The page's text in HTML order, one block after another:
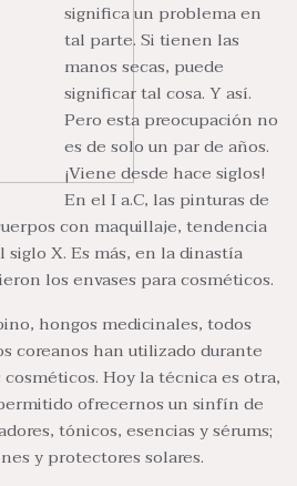
significa un problema en
tal parte. Si tienen las
manos secas, puede
significar tal cosa. Y así.
Pero esta preocupación no
es de solo un par de años.
¡Viene desde hace siglos!
En el I a.C, las pinturas de
con maquillaje, tendencia
X. Es más, en la dinastía
los envases para cosméticos.
hongos medicinales, todos
coreanos han utilizado durante
Hoy la técnica es otra,
ofrecernos un sinfín de
tónicos, esencias y sérums;
y protectores solares.